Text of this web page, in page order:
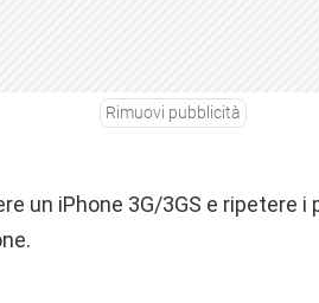
Rimuovi pubblicità
un iPhone 3G/3GS e ripetere